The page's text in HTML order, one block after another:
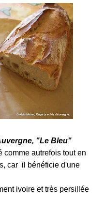
"Le Bleu"
autrefois tout en
car il bénéficie d'une
ivoire et très persillée